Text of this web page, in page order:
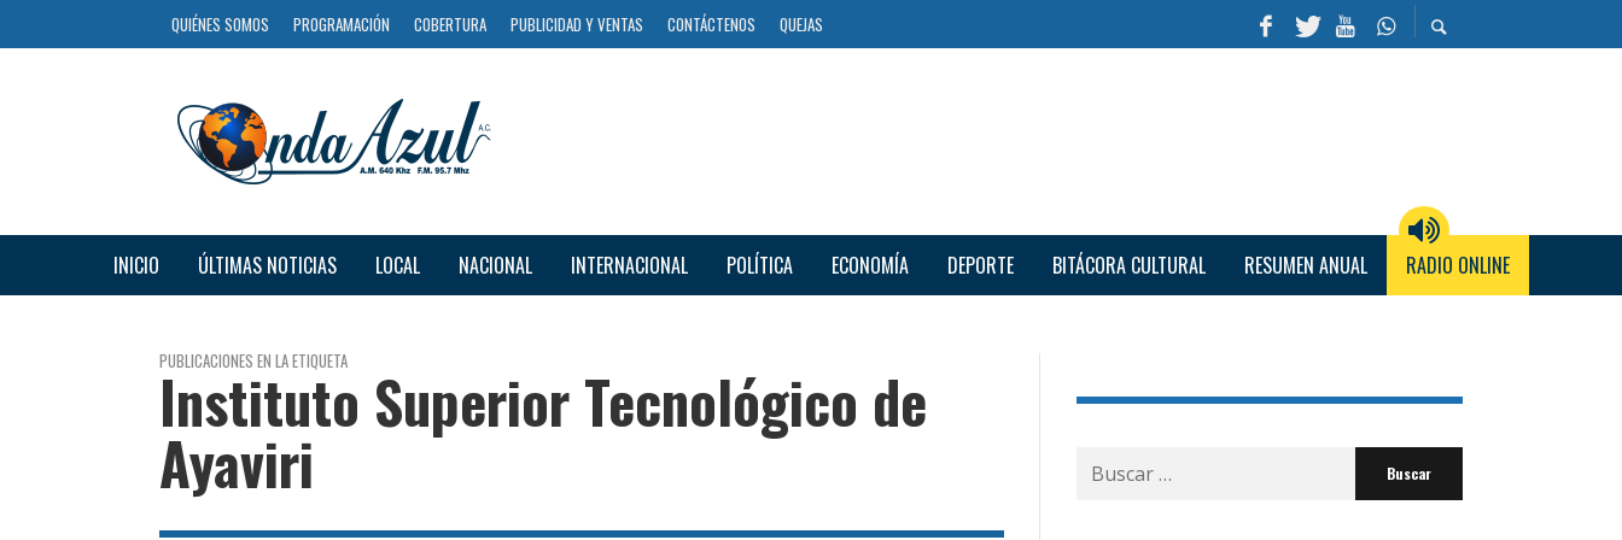
QUIÉNES SOMOS PROGRAMACIÓN COBERTURA PUBLICIDAD Y VENTAS CONTÁCTENOS QUEJAS
INICIO ÚLTIMAS NOTICIAS LOCAL NACIONAL INTERNACIONAL POLÍTICA ECONOMÍA DEPORTE BITÁCORA CULTURAL RESUMEN ANUAL RADIO ONLINE
PUBLICACIONES EN LA ETIQUETA
Instituto Superior Tecnológico de
Ayaviri
Buscar
por: